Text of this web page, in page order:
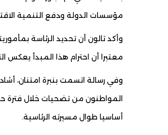
مؤسسات الدولة ودفع التنمية
وأكد تالون أن تحديد الرئاسة
معتبرا أن احترام هذا المبدأ يعكس
وفي رسالة اتسمت بنبرة امتنان،
المواطنون من تضحيات خلال فترة
أساسيا طوال مسيرته الرئاسية.